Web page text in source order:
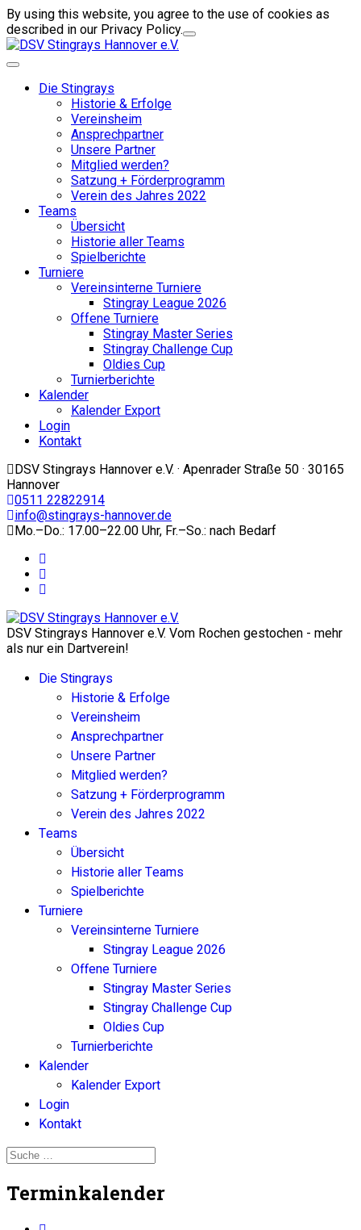
By using this website, you agree to the use of cookies as
described in our Privacy Policy.
Die Stingrays
Historie & Erfolge
Vereinsheim
Ansprechpartner
Unsere Partner
Mitglied werden?
Satzung + Förderprogramm
Verein des Jahres 2022
Teams
Übersicht
Historie aller Teams
Spielberichte
Turniere
Vereinsinterne Turniere
Stingray League 2026
Offene Turniere
Stingray Master Series
Stingray Challenge Cup
Oldies Cup
Turnierberichte
Kalender
Kalender Export
Login
Kontakt
DSV Stingrays Hannover e.V. · Apenrader Straße 50 · 30165
Hannover
0511 22822914
info@stingrays-hannover.de
Mo.–Do.: 17.00–22.00 Uhr, Fr.–So.: nach Bedarf
DSV Stingrays Hannover e.V. Vom Rochen gestochen - mehr
als nur ein Dartverein!
Die Stingrays
Historie & Erfolge
Vereinsheim
Ansprechpartner
Unsere Partner
Mitglied werden?
Satzung + Förderprogramm
Verein des Jahres 2022
Teams
Übersicht
Historie aller Teams
Spielberichte
Turniere
Vereinsinterne Turniere
Stingray League 2026
Offene Turniere
Stingray Master Series
Stingray Challenge Cup
Oldies Cup
Turnierberichte
Kalender
Kalender Export
Login
Kontakt
Terminkalender